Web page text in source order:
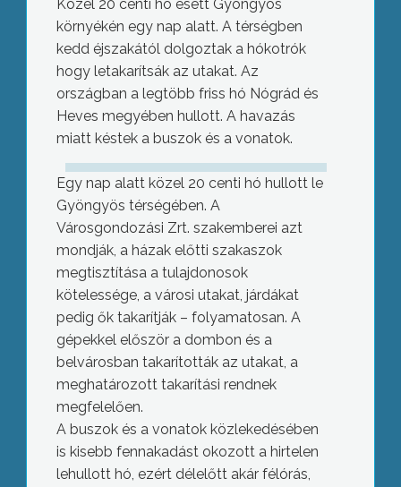
Közel 20 centi hó esett Gyöngyös
környékén egy nap alatt. A térségben
kedd éjszakától dolgoztak a hókotrók
hogy letakarítsák az utakat. Az
országban a legtöbb friss hó Nógrád és
Heves megyében hullott. A havazás
miatt késtek a buszok és a vonatok.
Egy nap alatt közel 20 centi hó hullott le
Gyöngyös térségében. A
Városgondozási Zrt. szakemberei azt
mondják, a házak előtti szakaszok
megtisztítása a tulajdonosok
kötelessége, a városi utakat, járdákat
pedig ők takarítják – folyamatosan. A
gépekkel először a dombon és a
belvárosban takarították az utakat, a
meghatározott takarítási rendnek
megfelelően.
A buszok és a vonatok közlekedésében
is kisebb fennakadást okozott a hirtelen
lehullott hó, ezért délelőtt akár félórás,